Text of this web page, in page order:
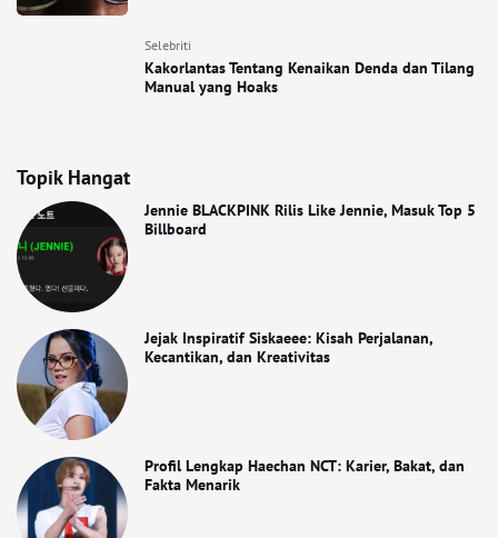
Selebriti
Kakorlantas Tentang Kenaikan Denda dan Tilang
Manual yang Hoaks
Topik Hangat
Jennie BLACKPINK Rilis Like Jennie, Masuk Top 5
Billboard
Jejak Inspiratif Siskaeee: Kisah Perjalanan,
Kecantikan, dan Kreativitas
Profil Lengkap Haechan NCT: Karier, Bakat, dan
Fakta Menarik